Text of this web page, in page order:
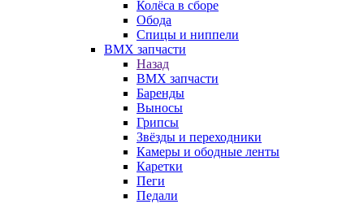
Колёса в сборе
Обода
Спицы и ниппели
BMX запчасти
Назад
BMX запчасти
Баренды
Выносы
Грипсы
Звёзды и переходники
Камеры и ободные ленты
Каретки
Пеги
Педали